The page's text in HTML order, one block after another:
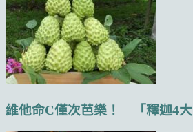
維他命C僅次芭樂！ 「釋迦4